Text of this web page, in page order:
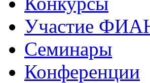
Участие
Семинары
Конференции